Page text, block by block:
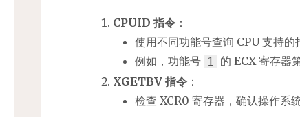
CPUID 指令：
使用不同功能号查询 CPU 支持的
例如，功能号 1
的 ECX 寄存器
XGETBV 指令：
检查 XCR0 寄存器，确认操作系